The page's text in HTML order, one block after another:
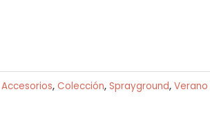
Accesorios, Colección, Sprayground, Verano